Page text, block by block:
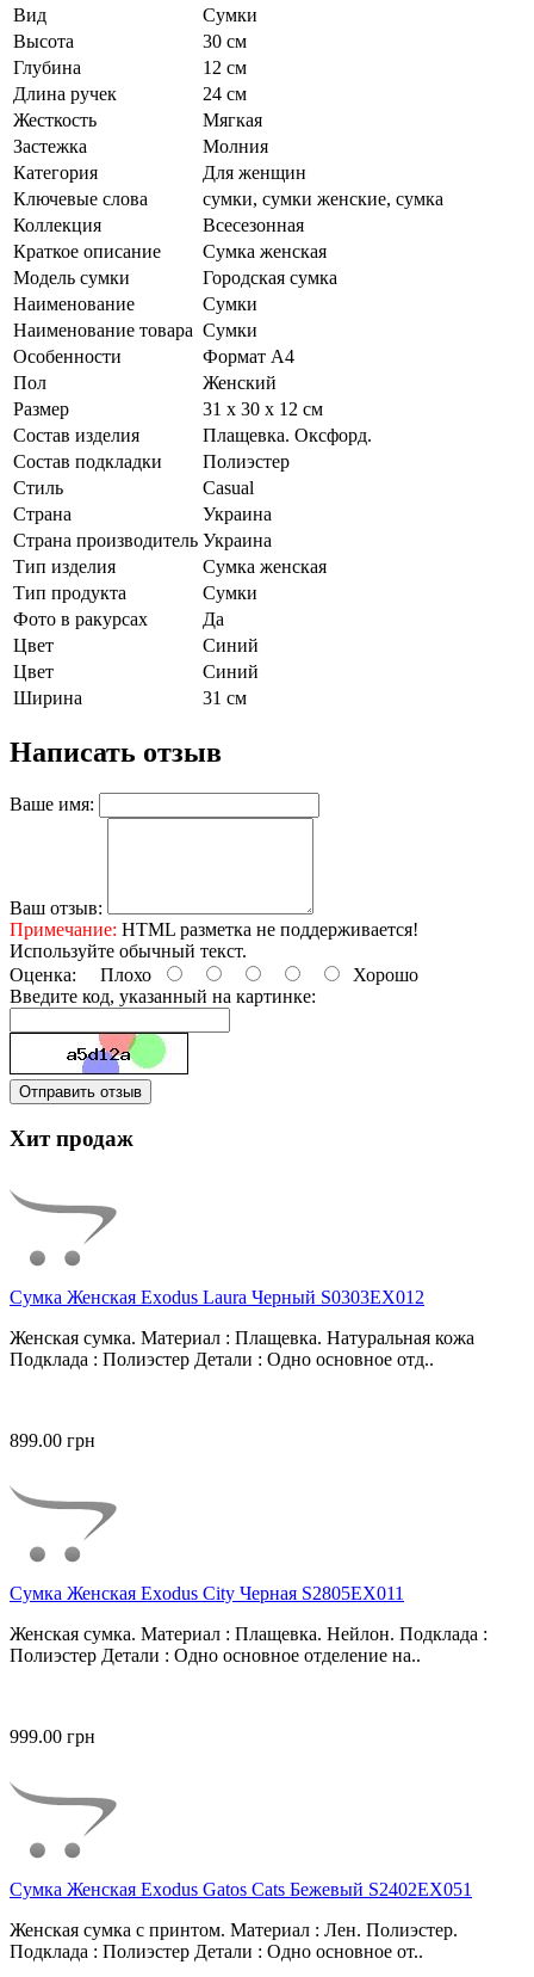
Вид
Сумки
Высота
30 см
Глубина
12 см
Длина ручек
24 см
Жесткость
Мягкая
Застежка
Молния
Категория
Для женщин
Ключевые слова
сумки, сумки женские, сумка
Коллекция
Всесезонная
Краткое описание
Сумка женская
Модель сумки
Городская сумка
Наименование
Сумки
Наименование товара Сумки
Особенности
Формат А4
Пол
Женский
Размер
31 х 30 х 12 см
Состав изделия
Плащевка. Оксфорд.
Состав подкладки
Полиэстер
Стиль
Casual
Страна
Украина
Страна производитель Украина
Тип изделия
Сумка женская
Тип продукта
Сумки
Фото в ракурсах
Да
Цвет
Синий
Цвет
Синий
Ширина
31 см
Написать отзыв
Ваше имя:
Ваш отзыв:
Примечание: HTML разметка не поддерживается!
Используйте обычный текст.
Оценка: Плохо
Хорошо
Введите код, указанный на картинке:
Отправить отзыв
Хит продаж
Сумка Женская Exodus Laura Черный S0303EX012
Женская сумка. Материал : Плащевка. Натуральная кожа
Подклада : Полиэстер Детали : Одно основное отд..
899.00 грн
Сумка Женская Exodus City Черная S2805EX011
Женская сумка. Материал : Плащевка. Нейлон. Подклада :
Полиэстер Детали : Одно основное отделение на..
999.00 грн
Сумка Женская Exodus Gatos Cats Бежевый S2402EX051
Женская сумка с принтом. Материал : Лен. Полиэстер.
Подклада : Полиэстер Детали : Одно основное от..